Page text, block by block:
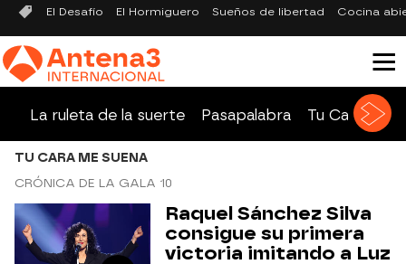
El Desafío El Hormiguero Sueños de libertad Cocina
La ruleta de la suerte Pasapalabra Tu Cara Me
TU CARA ME SUENA
CRÓNICA DE LA GALA 10
Raquel Sánchez Silva
consigue su primera
victoria imitando a Luz